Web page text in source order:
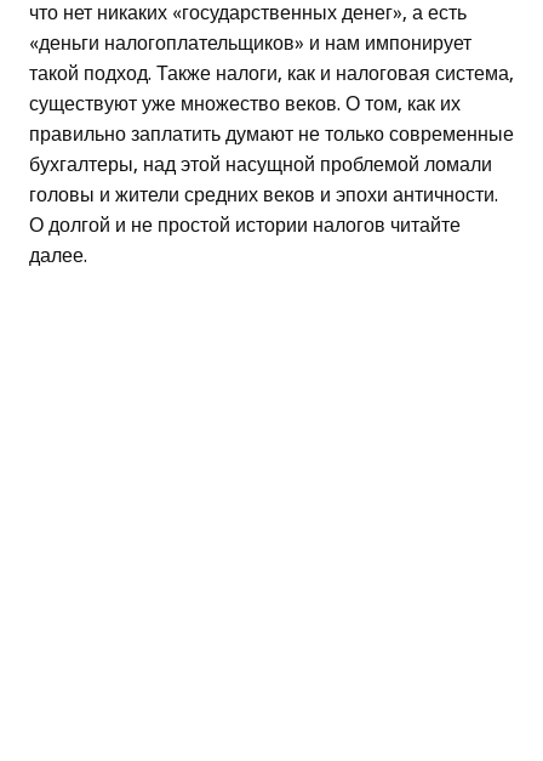
что нет никаких «государственных денег», а есть
«деньги налогоплательщиков» и нам импонирует
такой подход. Также налоги, как и налоговая система,
существуют уже множество веков. О том, как их
правильно заплатить думают не только современные
бухгалтеры, над этой насущной проблемой ломали
головы и жители средних веков и эпохи античности.
О долгой и не простой истории налогов читайте
далее.